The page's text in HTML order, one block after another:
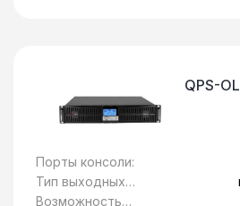
QPS-
Порты консоли:
Тип выходных
розеток:
Возможность